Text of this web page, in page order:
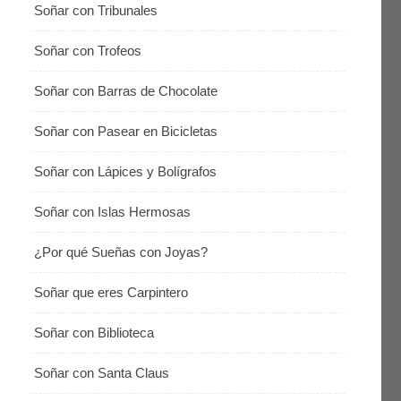
Soñar con Tribunales
Soñar con Trofeos
Soñar con Barras de Chocolate
Soñar con Pasear en Bicicletas
Soñar con Lápices y Bolígrafos
Soñar con Islas Hermosas
¿Por qué Sueñas con Joyas?
Soñar que eres Carpintero
Soñar con Biblioteca
Soñar con Santa Claus